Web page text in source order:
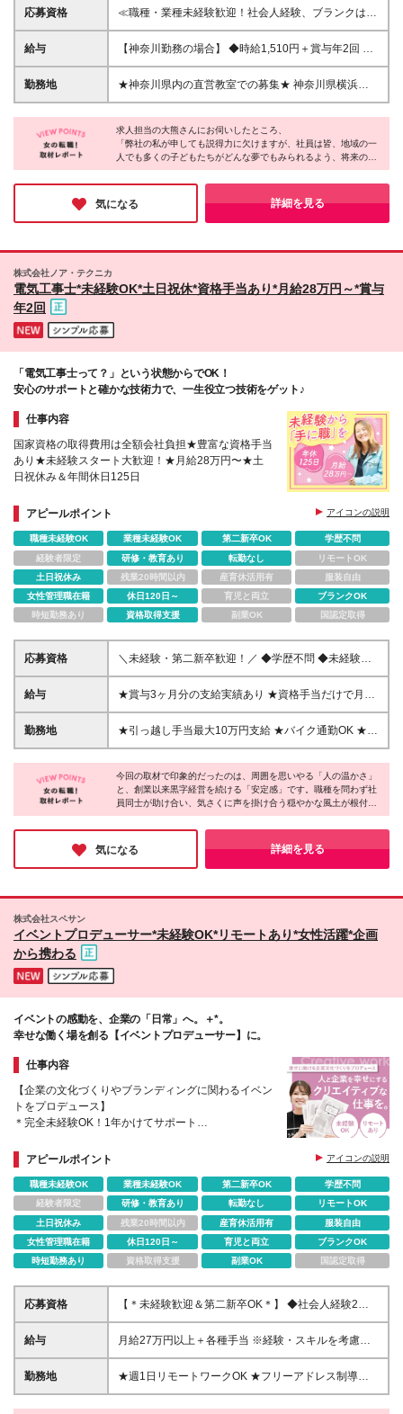
応募資格
≪職種・業種未経験歓迎！社会人経験、ブランクは不
問です≫ ■資格不要／短大卒程度の学力 ■基本的なPC
スキルのある方 ※難しい関数などのスキルは求めませ
丈夫です！ ※学歴不問 ＼こんな方は大歓迎です／ ◎
未経験から教育のお仕事を始めてみたい ◎私生活も
て働きたい ◎子どもと接することが好き 契約の更
新 有（契約期間満了時に判断） 更新上限 有（通
算契約期間の最長54ヶ月） ※初回の契約期間は30ヶ
給与
【神奈川勤務の場合】 ◆時給1,510円＋賞与年2回 ＜
月収例＞ 時給1,510円×1日7.5h×月22日間＋在宅勤務
手当（3,000円）＝252,150円 【共通】 ※月収例に時
年末年始休暇や夏季休暇等がございますので、勤務
日数は月によって大きく変動します。ご注意くださ
い。 ※残業代全額支給 ※試用期間1ヶ月あり（条件・
勤務地
★神奈川県内の直営教室での募集★ 神奈川県横浜
市、川崎市、相模原市など （担当する教室は1教室の
み） 【担当教室】 神奈川県内の公文式直営教室での
勤務となります。 ※週2日は教室での勤務です。 【神
奈川オフィス】 神奈川県横浜市神奈川区金港町2-6横
浜プラザビル8F ※(変更の範囲)上記を除く当社関連勤
務地
求人担当の大熊さんにお伺いしたところ、
「弊社の私が申しても説得力に欠けますが、社員は皆、地域の一
人でも多くの子どもたちがどんな夢でもみられるよう、将来の選
択の幅を広げてあげたいと願っています。公文式ならそれが可能
なんです。子どもたちの背中に翼をつけてあげる、とてもやりが
いのある仕事です」と。このお言葉がとても印象に残っていま
す。
気になる 詳細を見る
株式会社ノア・テクニカ
電気工事士*未経験OK*土日祝休*資格手当あり*月給28万円～*賞与
年2回
「電気工事士って？」という状態からでOK！
安心のサポートと確かな技術力で、一生役立つ技術をゲット♪
仕事内容
国家資格の取得費用は全額会社負担★豊富な資格手当
あり★未経験スタート大歓迎！★月給28万円〜★土
日祝休み＆年間休日125日
アピールポイント アイコンの説明
職種未経験OK 業種未経験OK 第二新卒OK
学歴不問
経験者限定
研修・教育あり 転勤なし
リモートOK
土日祝休み
残業20時間以内 産育休活用有
服装自由
女性管理職在籍
休日120日～ 育児と両立
ブランクOK
時短勤務あり
資格取得支援 副業OK 国認定取得
応募資格
＼未経験・第二新卒歓迎！／ ◆学歴不問 ◆未経験OK
◆普通自動車免許をお持ちの方（AT限定可） ＼こん
な方にピッタリです！／ ★工具や照明器具に触れる
★目に見える成果で大きな充実感を味わいたい方 ★
一生モノの技術や資格を身につけたい方
給与
★賞与3ヶ月分の支給実績あり ★資格手当だけで月給
+11万円の社員も！ ■月給28万円～+賞与年2回+資格
手当 ※経験やスキルを考慮して決定いたします ※上記
月（期間中の雇用形態・その他待遇に差異はありませ
ん） 【豊富な資格手当で月収アップもできます！】
☆1種電気工事士：30,000円／月 ☆2種電気工事士：
☆2級電気施工管理技士：20,000円／月 ☆3種電気主
任技術者：30,000円／月 ☆消防設備士甲4種：20,000
円／月 ☆消防設備士乙6種：10,000円／月 中には資
勤務地
★引っ越し手当最大10万円支給 ★バイク通勤OK ★練
馬勤務／練馬高野台駅付近 【東京営業所】 東京都練
馬区谷原2-1-25 └2026年9月～自社ビルにて勤務して
いただきます ※移転前住所…東京都練馬区谷原1-10-
8 サンハイム谷原第2ビル1F ※転勤なし ※入社時に引
っ越しの必要がある場合、会社が費用を支給します
（最大10万円） (変更の範囲)上記を除く当社関連勤務
地
今回の取材で印象的だったのは、周囲を思いやる「人の温かさ」
と、創業以来黒字経営を続ける「安定感」です。職種を問わず社
員同士が助け合い、気さくに声を掛け合う穏やかな風土が根付い
ていました。また、国家資格の取得費用を全額負担するなど、社
員の成長を応援する手厚い体制も魅力です。年間休日125日と私
生活を大切にしながら、一生モノのスキルと自信を身につけられ
る環境だと感じました！
気になる 詳細を見る
株式会社スペサン
イベントプロデューサー*未経験OK*リモートあり*女性活躍*企画
から携わる
イベントの感動を、企業の「日常」へ。＋*。
幸せな働く場を創る【イベントプロデューサー】に。
仕事内容
【企業の文化づくりやブランディングに関わるイベン
トをプロデュース】
＊完全未経験OK！1年かけてサポート
わる
＊年休120日以上・リモートあり・フレックス
アピールポイント アイコンの説明
職種未経験OK 業種未経験OK 第二新卒OK
学歴不問
経験者限定
研修・教育あり 転勤なし
リモートOK
土日祝休み
残業20時間以内 産育休活用有
服装自由
女性管理職在籍
休日120日～ 育児と両立
ブランクOK
時短勤務あり
資格取得支援 副業OK 国認定取得
応募資格
【＊未経験歓迎＆第二新卒OK＊】 ◆社会人経験2年
以上 ◆基本的なPCスキル ◆業務の中で、相手のニー
ズや課題をヒアリングし、形にしてきた経験（職種不
＊ ・誰かを喜ばせる仕事がしたい方 ・サプライズや
人を喜ばせることが好きな方 ・仕事を通じて論理的
給与
月給27万円以上＋各種手当 ※経験・スキルを考慮し
て決定いたします。 ※上記には固定残業代（40時間
分／64,286円～）を含み、超過分は別途支給 ※試用
勤務地
★週1日リモートワークOK ★フリーアドレス制導入
★転勤なし 【本社】 東京都品川区西五反田3-15-6 リ
ードシー目黒不動前ビル 4F ※変更の範囲：上記を除